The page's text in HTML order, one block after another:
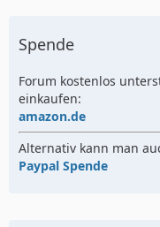
Spende
Forum kostenlos
einkaufen:
amazon.de
Alternativ kann man
Paypal Spende